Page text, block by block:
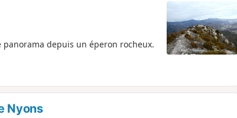
depuis un éperon rocheux.
Nyons